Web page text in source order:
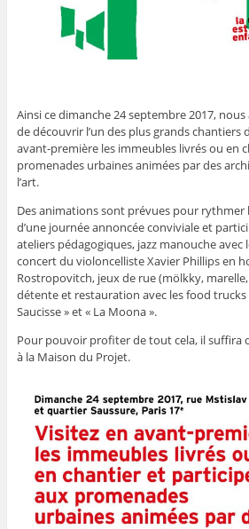
Ainsi ce dimanche 24 septembre 2017, nous
de découvrir l’un des plus grands chantiers
avant-première les immeubles livrés ou en
promenades urbaines animées par des
l’art.
Des animations sont prévues pour rythmer
d’une journée annoncée conviviale et
ateliers pédagogiques, jazz manouche
concert du violoncelliste Xavier Phillips en
Rostropovitch, jeux de rue (mölkky,
détente et restauration avec les food trucks
Saucisse » et « La Moona ».
Pour pouvoir profiter de tout cela, il suffira
à la Maison du Projet.